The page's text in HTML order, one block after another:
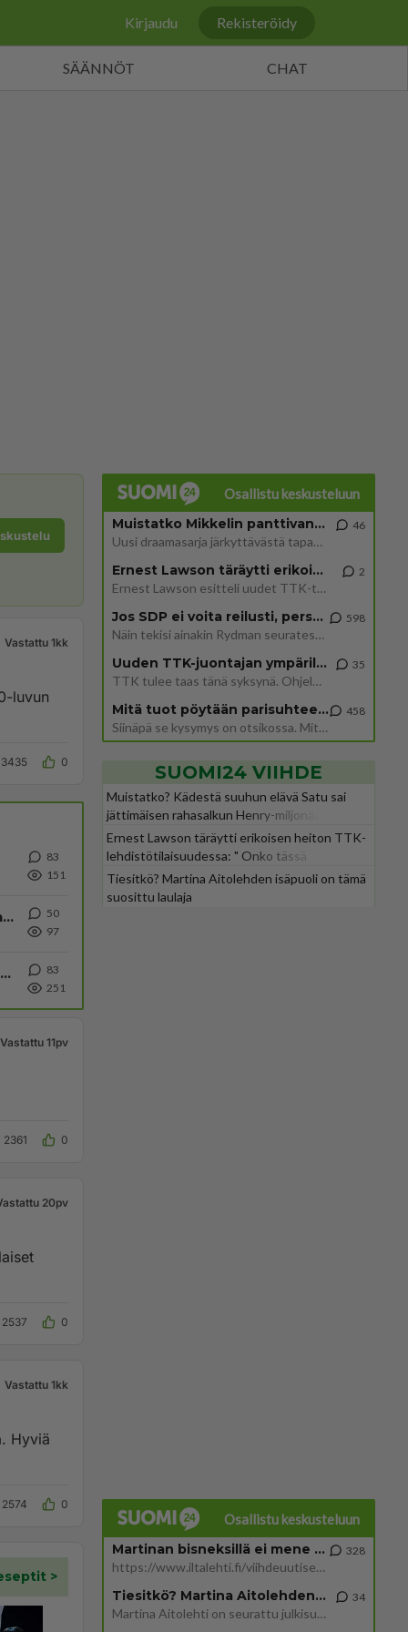
Kirjaudu Rekisteröidy
SÄÄNNÖT CHAT
Vastattu 1kk
luvun
3435 0
83
151
Ihmisen psykologia: Miksi jotkut kokevat kehityksen negatiivisena asiana ja vastustavat sitä.
50
97
Toyota puhdisti heinäkuussakin totaalisesti pöydän jälleen kerran Suomen ensirekisteröinneissä!
83
251
Vastattu 11pv
2361 0
20pv
2537 0
Vastattu 1kk
2574 0
Osallistu keskusteluun
Muistatko Mikkelin panttivankidraaman?
Uusi draamasarja järkyttävästä tapauksesta on tulossa. Tositapahtumiin perustuva sarja ammentaa vuoden 1986 Mikkelin pan
46
Ernest Lawson täräytti erikoisen heiton TTK-lehdistötilaisuudessa: " Onko tässä tarkoituksena...?"
Ernest Lawson esitteli uudet TTK-tähtioppilaat ja opettajat torstaina 6.8. lehdistölle. Tulevalla kaudella on yksi hausk
2
Jos SDP ei voita reilusti, persut kumoavat demokratian Suomesta
Näin tekisi ainakin Rydman seuratessaan idolinsa Trumpin mallia https://www.is.fi/politiikka/art-2000012187244.html
598
Uuden TTK-juontajan ympärillä epätietoisuus sakenee - Nyt MTV hämmentää soppaa
TTK tulee taas tänä syksynä. Ohjelman uudet tähtioppilaat julkistetaan torstaina 6. elokuuta klo 14 alkavassa lehdistö
35
Mitä tuot pöytään parisuhteessa?
Siinäpä se kysymys on otsikossa. Mitäpä siis tuot/toisit pöytään parisuhteessa? Oletko mies vai nainen? Koetko sen mitä
458
SUOMI24 VIIHDE
Muistatko? Kädestä suuhun elävä Satu sai
jättimäisen rahasalkun Henry-miljonääriltä
Ernest Lawson täräytti erikoisen heiton TTK-
lehdistötilaisuudessa: " Onko tässä
tarkoituksena...?"
Tiesitkö? Martina Aitolehden isäpuoli on tämä
suosittu laulaja
Osallistu keskusteluun
Martinan bisneksillä ei mene hyvin
https://www.iltalehti.fi/viihdeuutiset/a/c46da6ab-340f-4790-aaa7-0865eed2336 Yrityksen konkurssihakemus on tullut kärä
328
Tiesitkö? Martina Aitolehden isäpuoli on tämä suosittu laulaja
Martina Aitolehti on seurattu julkisuuden henkilö. Lähipiiriin mahtuu muitakin tunnettuja henkilöitä. Tiesitkö, että Ma
34